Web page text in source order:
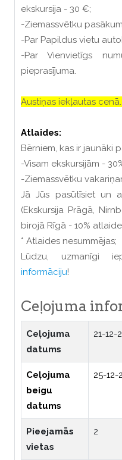
ekskursija - 30 €;
-Ziemassvētku
-Par Papildus vietu
-Par Vienvietīgs
pieprasījuma.
Austiņas iekļautas cenā.
Atlaides:
Bērniem, kas ir jaunāki
-Visam ekskursijām -
-Ziemassvētku
Jā Jūs pasūtīsiet un
(Ekskursija Prāgā,
birojā Rīgā - 10%
* Atlaides nesummējas;
Lūdzu, uzmanīgi
informāciju!
Ceļojuma
Ceļojuma
datums
21-12-
Ceļojuma
beigu
datums
25-12-
Pieejamās
vietas
2